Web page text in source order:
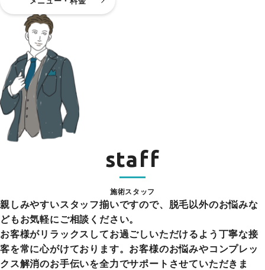
staff
施術スタッフ
親しみやすいスタッフ揃いですので、脱毛以外のお悩みな
どもお気軽にご相談ください。
お客様がリラックスしてお過ごしいただけるよう丁寧な接
客を常に心がけております。お客様のお悩みやコンプレッ
クス解消のお手伝いを全力でサポートさせていただきま